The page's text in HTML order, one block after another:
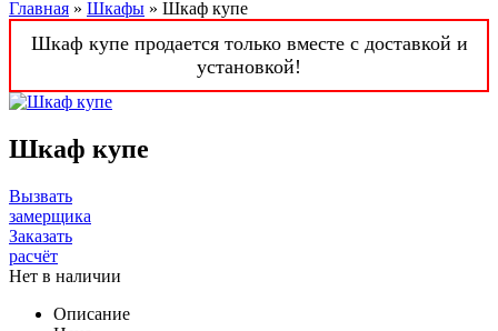
Главная » Шкафы » Шкаф купе
Шкаф купе продается только вместе с доставкой и
установкой!
Шкаф купе
Вызвать
замерщика
Заказать
расчёт
Нет в наличии
Описание